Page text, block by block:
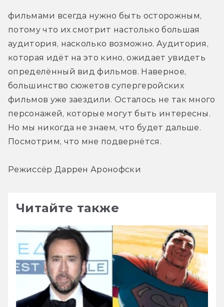
фильмами всегда нужно быть осторожным,
потому что их смотрит настолько большая
аудитория, насколько возможно. Аудитория,
которая идёт на это кино, ожидает увидеть
определённый вид фильмов. Наверное,
большинство сюжетов супергеройских
фильмов уже заездили. Осталось не так много
персонажей, которые могут быть интересны.
Но мы никогда не знаем, что будет дальше.
Посмотрим, что мне подвернётся.
Режиссёр Даррен Аронофски
Читайте также